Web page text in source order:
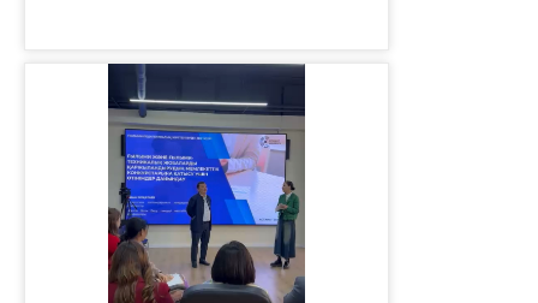
ғылыми-практикалық орталы...